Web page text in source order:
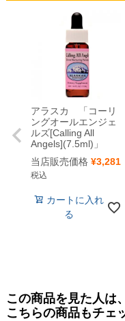
アラスカ 「コーリ
ングオールエンジェ
ルズ[Calling All
Angels](7.5ml)」
当店販売価格 ¥3,281
税込
カートに入れ
る
この商品を見た人は、
こちらの商品もチェ